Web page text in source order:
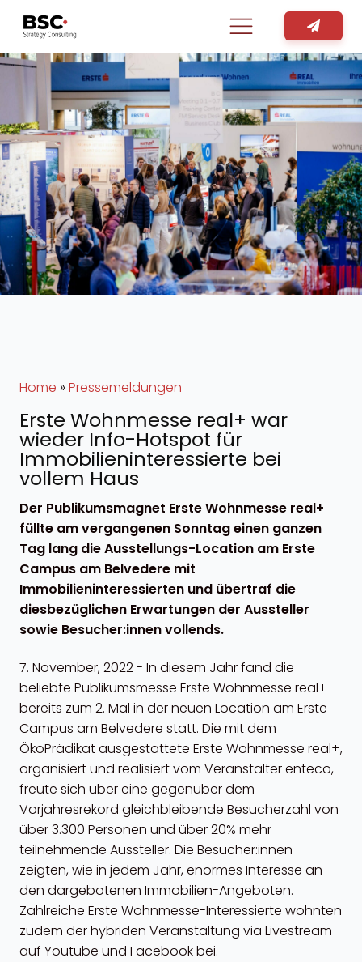
Home » Pressemeldungen
Erste Wohnmesse real+ war
wieder Info-Hotspot für
Immobilieninteressierte bei
vollem Haus
Der Publikumsmagnet Erste Wohnmesse real+
füllte am vergangenen Sonntag einen ganzen
Tag lang die Ausstellungs-Location am Erste
Campus am Belvedere mit
Immobilieninteressierten und übertraf die
diesbezüglichen Erwartungen der Aussteller
sowie Besucher:innen vollends.
7. November, 2022 - In diesem Jahr fand die
beliebte Publikumsmesse Erste Wohnmesse real+
bereits zum 2. Mal in der neuen Location am Erste
Campus am Belvedere statt. Die mit dem
ÖkoPrädikat ausgestattete Erste Wohnmesse real+,
organisiert und realisiert vom Veranstalter enteco,
freute sich über eine gegenüber dem
Vorjahresrekord gleichbleibende Besucherzahl von
über 3.300 Personen und über 20% mehr
teilnehmende Aussteller. Die Besucher:innen
zeigten, wie in jedem Jahr, enormes Interesse an
den dargebotenen Immobilien-Angeboten.
Zahlreiche Erste Wohnmesse-Interessierte wohnten
zudem der hybriden Veranstaltung via Livestream
auf Youtube und Facebook bei.